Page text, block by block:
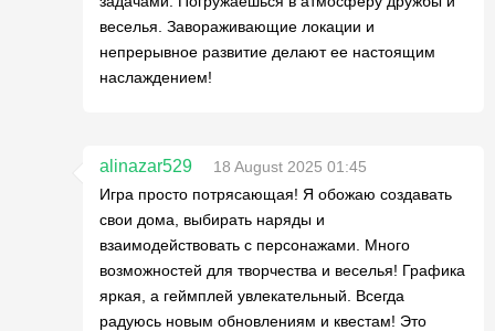
веселья. Завораживающие локации и
непрерывное развитие делают ее настоящим
наслаждением!
alinazar529
18 August 2025 01:45
Игра просто потрясающая! Я обожаю создавать
свои дома, выбирать наряды и
взаимодействовать с персонажами. Много
возможностей для творчества и веселья! Графика
яркая, а геймплей увлекательный. Всегда
радуюсь новым обновлениям и квестам! Это